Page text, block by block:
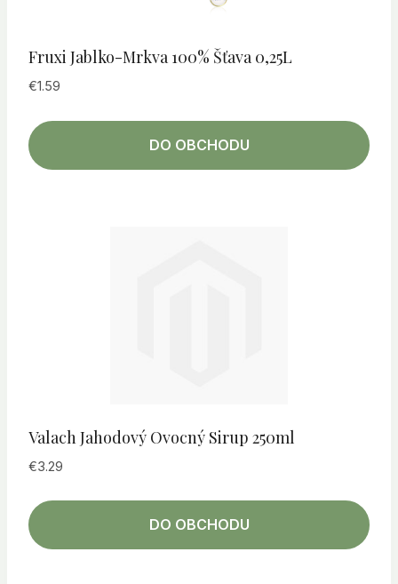
Fruxi Jablko-Mrkva 100% Šťava 0,25L
€1.59
DO OBCHODU
Valach Jahodový Ovocný Sirup 250ml
€3.29
DO OBCHODU